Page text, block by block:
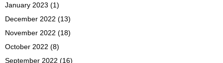
January 2023 (1)
December 2022 (13)
November 2022 (18)
October 2022 (8)
September 2022 (16)